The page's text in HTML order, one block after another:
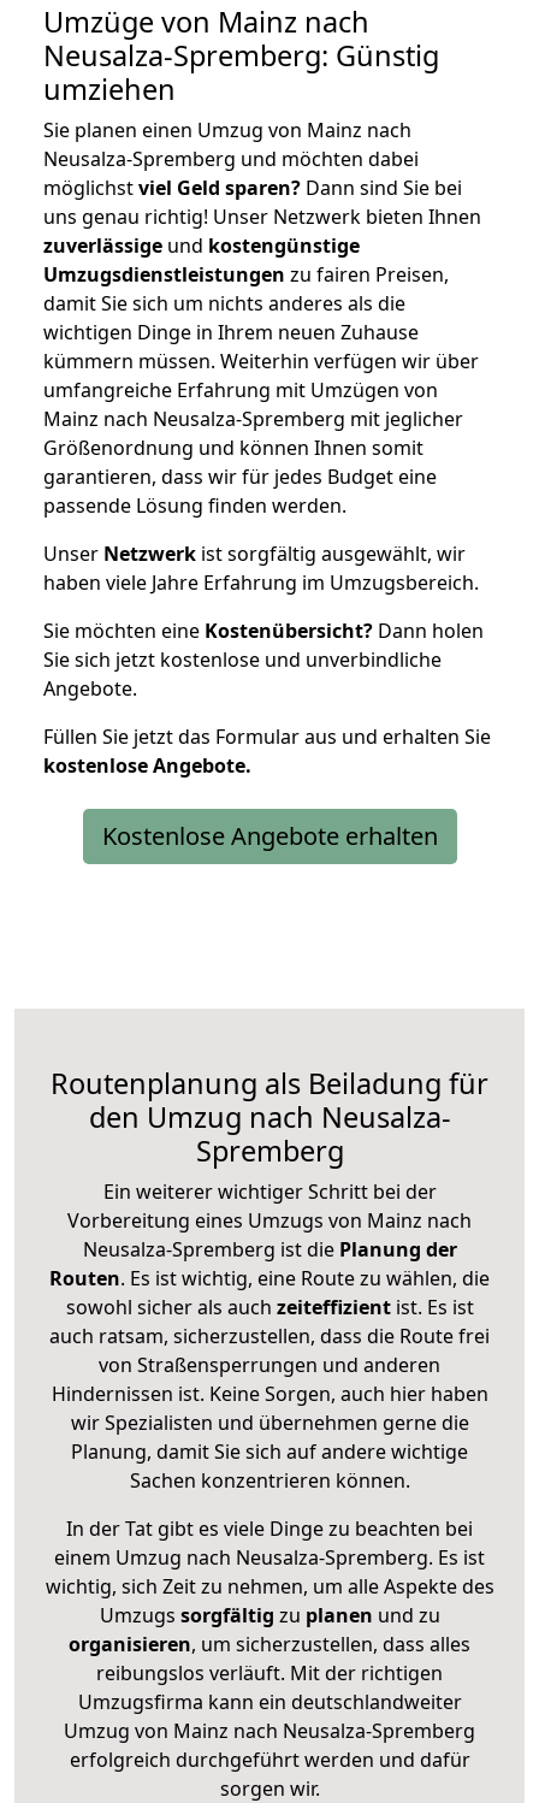
Umzüge von Mainz nach
Neusalza-Spremberg: Günstig
umziehen
Sie planen einen Umzug von Mainz nach
Neusalza-Spremberg und möchten dabei
möglichstviel Geld sparen? Dann sind Sie bei
uns genau richtig! Unser Netzwerk bieten Ihnen
zuverlässige und kostengünstige
Umzugsdienstleistungen zu fairen Preisen,
damit Sie sich um nichts anderes als die
wichtigen Dinge in Ihrem neuen Zuhause
kümmern müssen. Weiterhin verfügen wir über
umfangreiche Erfahrung mit Umzügen von
Mainz nach Neusalza-Spremberg mit jeglicher
Größenordnung und können Ihnen somit
garantieren, dass wir für jedes Budget eine
passende Lösung finden werden.
Unser Netzwerk ist sorgfältig ausgewählt, wir
haben viele Jahre Erfahrung im Umzugsbereich.
Sie möchten eine Kostenübersicht? Dann holen
Sie sich jetzt kostenlose und unverbindliche
Angebote.
Füllen Sie jetzt das Formular aus und erhalten Sie
kostenloseAngebote.
Kostenlose Angebote erhalten
Routenplanung als Beiladung für
den Umzug nach Neusalza-
Spremberg
Ein weiterer wichtiger Schritt bei der
Vorbereitung eines Umzugs von Mainz nach
Neusalza-Spremberg ist diePlanung der
Routen. Es ist wichtig, eine Route zu wählen, die
sowohl sicher als auch zeiteffizientist. Es ist
auch ratsam, sicherzustellen, dass die Route frei
von Straßensperrungen und anderen
Hindernissen ist. Keine Sorgen, auch hier haben
wir Spezialisten und übernehmen gerne die
Planung, damit Sie sich auf andere wichtige
Sachen konzentrieren können.
In der Tat gibt es viele Dinge zu beachten bei
einem Umzug nach Neusalza-Spremberg. Es ist
wichtig, sich Zeit zu nehmen, um alle Aspekte des
Umzugs sorgfältig zu planen und zu
organisieren, um sicherzustellen, dass alles
reibungslos verläuft. Mit der richtigen
Umzugsfirma kann ein deutschlandweiter
Umzug von Mainz nach Neusalza-Spremberg
erfolgreich durchgeführt werden und dafür
sorgen wir.